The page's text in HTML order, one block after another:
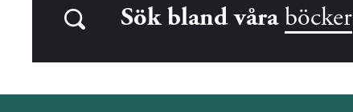
Sök bland våra böcker